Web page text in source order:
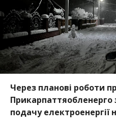
Через планові роботи
подачу